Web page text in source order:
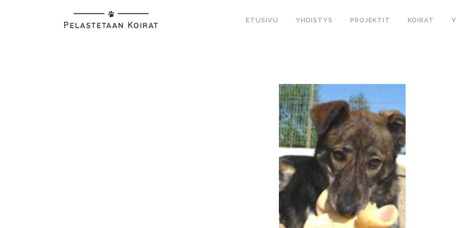
ETUSIVU YHDISTYS PROJEKTIT KOIRAT